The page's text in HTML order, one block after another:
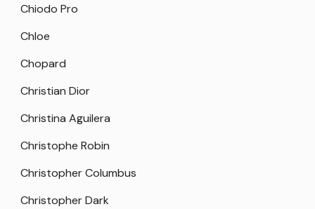
Chiodo Pro
Chloe
Chopard
Christian Dior
Christina Aguilera
Christophe Robin
Christopher Columbus
Christopher Dark